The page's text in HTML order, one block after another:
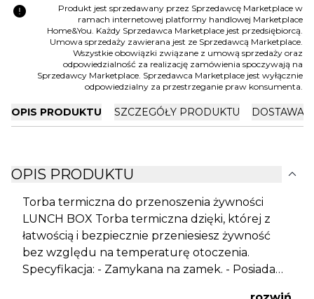
error
Produkt jest sprzedawany przez Sprzedawcę Marketplace w
ramach internetowej platformy handlowej Marketplace
Home&You. Każdy Sprzedawca Marketplace jest przedsiębiorcą.
Umowa sprzedaży zawierana jest ze Sprzedawcą Marketplace.
Wszystkie obowiązki związane z umową sprzedaży oraz
odpowiedzialność za realizację zamówienia spoczywają na
Sprzedawcy Marketplace. Sprzedawca Marketplace jest wyłącznie
odpowiedzialny za przestrzeganie praw konsumenta.
OPIS PRODUKTU SZCZEGÓŁY PRODUKTU DOSTAWA
OPIS PRODUKTU expand_more
Torba termiczna do przenoszenia żywności
LUNCH BOX Torba termiczna dzięki, której z
łatwością i bezpiecznie przeniesiesz żywność
bez względu na temperaturę otoczenia.
Specyfikacja: - Zamykana na zamek. - Posiada